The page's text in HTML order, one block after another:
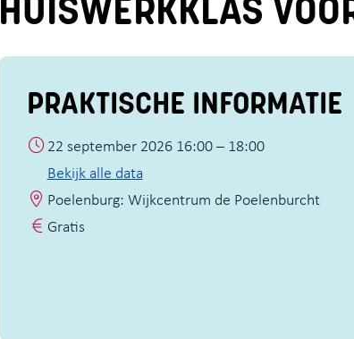
PRAKTISCHE INFORMATIE
22 september 2026 16:00 – 18:00
Bekijk alle data
Poelenburg: Wijkcentrum de Poelenburcht
Gratis